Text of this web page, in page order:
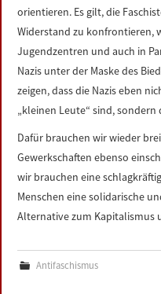
orientieren. Es gilt, die
Widerstand zu konfrontieren,
Jugendzentren und auch in
Nazis unter der Maske des
zeigen, dass die Nazis eben
„kleinen Leute“ sind, sondern
Dafür brauchen wir wieder
Gewerkschaften ebenso
wir brauchen eine
Menschen eine solidarische
Alternative zum Kapitalismus
Antifaschismus